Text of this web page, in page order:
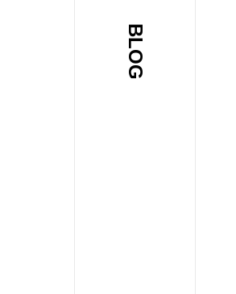
BLOG